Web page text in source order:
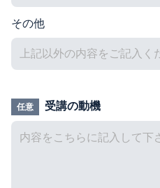
その他
任意 受講の動機